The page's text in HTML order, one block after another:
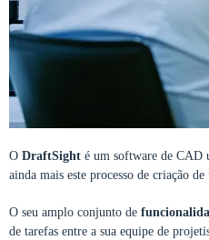
O DraftSight é um software de CAD
ainda mais este processo de criação
O seu amplo conjunto de
de tarefas entre a sua equipe de